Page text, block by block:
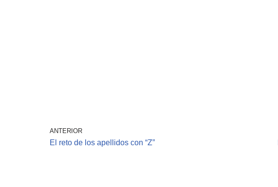
ANTERIOR
El reto de los apellidos con “Z”